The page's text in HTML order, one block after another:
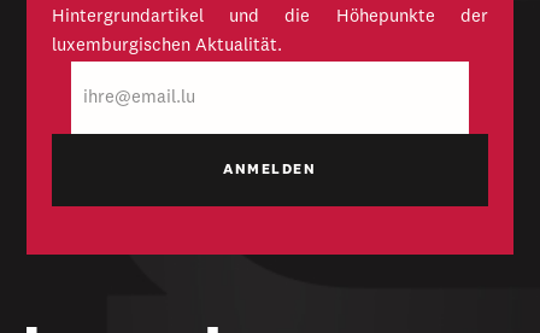
Hintergrundartikel und die Höhepunkte der
luxemburgischen Aktualität.
Mail